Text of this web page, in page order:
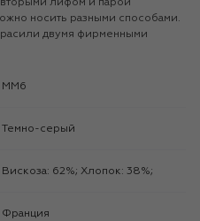
лифом и парой
носить разными способами.
двумя фирменными
MM6
Темно-серый
Вискоза: 62%; Хлопок: 38%;
Франция